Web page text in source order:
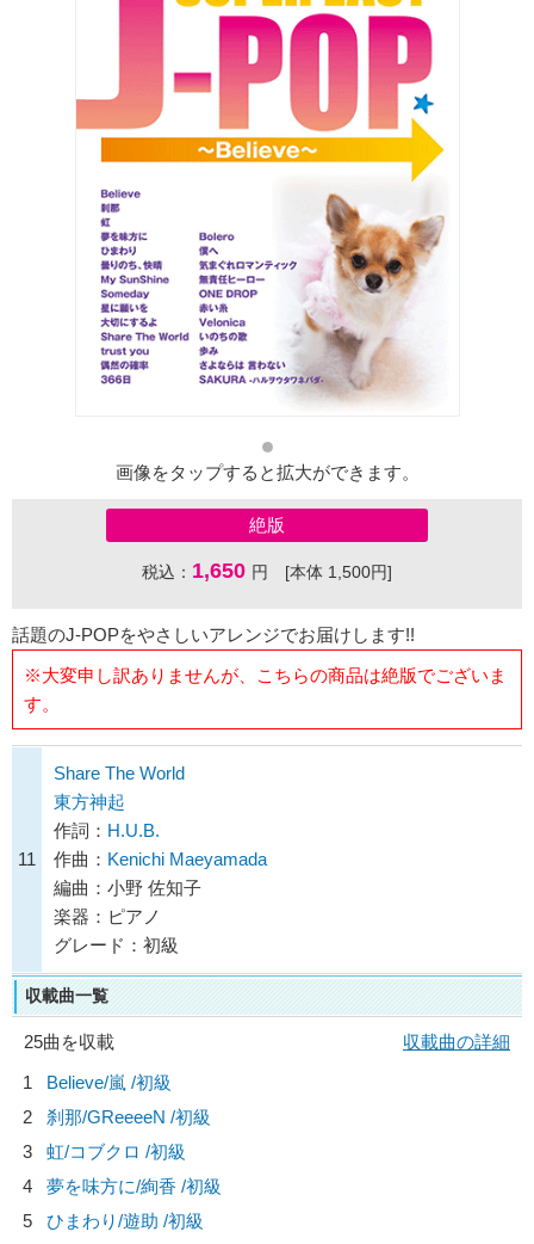
画像をタップすると拡大ができます。
絶版
税込： 1,650 円 [本体 1,500円]
話題のJ-POPをやさしいアレンジでお届けします!!
※大変申し訳ありませんが、こちらの商品は絶版でございま
す。
11
Share The World
東方神起
作詞： H.U.B.
作曲： Kenichi Maeyamada
編曲：小野 佐知子
楽器：ピアノ
グレード：初級
収載曲一覧
25曲を収載
収載曲の詳細
1
Believe/嵐 /初級
2
刹那/GReeeeN /初級
3
虹/コブクロ /初級
4
夢を味方に/絢香 /初級
5
ひまわり/遊助 /初級